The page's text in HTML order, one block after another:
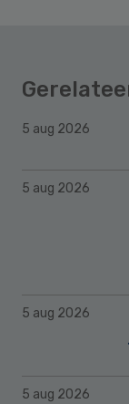
5 aug 2026
5 aug 2026
5 aug 2026
5 aug 2026